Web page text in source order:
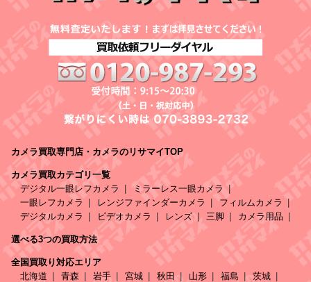
カメラ買取専門店・カメラのリサマイTOP
カメラ買取カテゴリ一覧
デジタル一眼レフカメラ
ミラーレス一眼カメラ
一眼レフカメラ
レンジファインダーカメラ
フィルムカメラ
デジタルカメラ
ビデオカメラ レンズ 三脚 カメラ用品
選べる3つの買取方法
全国買取り対応エリア
北海道
青森 岩手 宮城 秋田 山形 福島
茨城